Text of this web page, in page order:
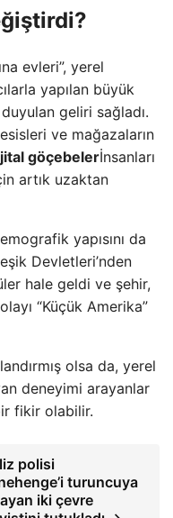
evleri”, yerel
yapılan büyük
geliri sağladı.
ve mağazaların
göçebelerİnsanları
artık uzaktan
yapısını da
Devletleri’nden
hale geldi ve şehir,
“Küçük Amerika”
olsa da, yerel
deneyimi arayanlar
fikir olabilir.
polisi
turuncuya
iki çevre